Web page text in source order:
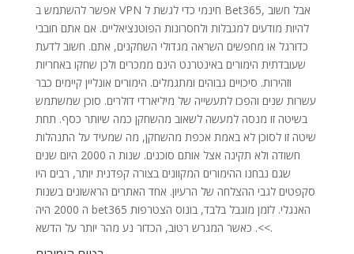
אפשר להשתמש ב VPN חינמי כדי לגשת ל Bet365, אבל חשוב
להיות מודעים למגבלות ולחסרונות הפוטנציאליים. אם אתם חובבי
כדורגל או מחפשים השראה מגדולי השחקנים, אתם. חשוב לדעת
שעובדתית הימורים באינטרנט הינם ממכרים ולכן שחקו באחריות
וזהירות. סיכויים גבוהים ומתגמלים. הימורים אונליין קיימים כבר
עשרות שנים והפכו לתעשייה של מיליארדי דולרים. סוכן שמשתמש
בשיטה זו מנסה למעשה לשאוב מהשחקן כמה שיותר כסף. תחת
שיטה זו לסוכן לא באמת אכפת מהשחקן, מה שמעיד על התנהלות
חשודה ולא תקינה אצל אותם סוכנים. שנות ה 2000 היום שנים
שגם נבחנו ההימורים המקוונים בצורה קפדנית יותר, רבים היו
סקפטים לגבי ההצלחה של הרעיון. אחד האתרים הראשונים בשנות
ה 2000 היה bet365 האנגלי. לזמן מוגבל בלבד, בונוס הצטרפות
>>. כאשר המגרש רטוב, הכדור נע מהר יותר על הדשא.